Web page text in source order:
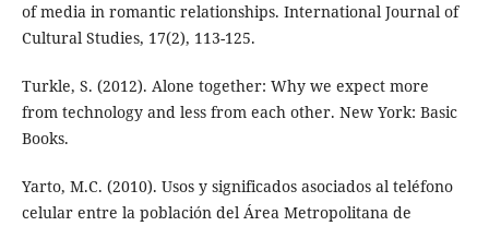
of media in romantic relationships. International Journal of
Cultural Studies, 17(2), 113-125.
Turkle, S. (2012). Alone together: Why we expect more
from technology and less from each other. New York: Basic
Books.
Yarto, M.C. (2010). Usos y significados asociados al teléfono
celular entre la población del Área Metropolitana de